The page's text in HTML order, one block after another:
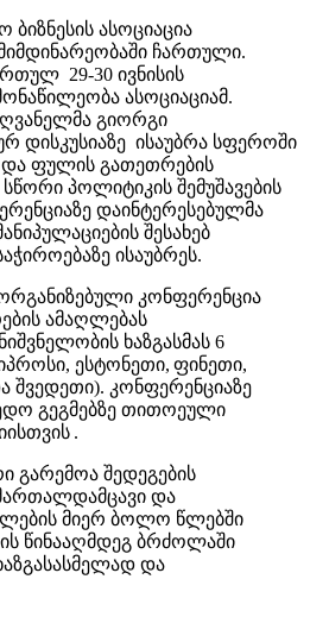
ასოციაცია
ჩართული.
29-30 ივნისის
ასოციაციამ.
გიორგი
დისკუსიაზე ისაუბრა სფეროში
და ფულის გათეთრების
პოლიტიკის შემუშავების
დაინტერესებულმა
შესახებ
ისაუბრეს.
ორგანიზებული კონფერენცია
ამაღლებას
ხაზგასმას 6
ესტონეთი, ფინეთი,
კონფერენციაზე
გეგმებზე თითოეული
.
გარემოა შედეგების
და
მიერ ბოლო წლებში
წინააღმდეგ ბრძოლაში
და